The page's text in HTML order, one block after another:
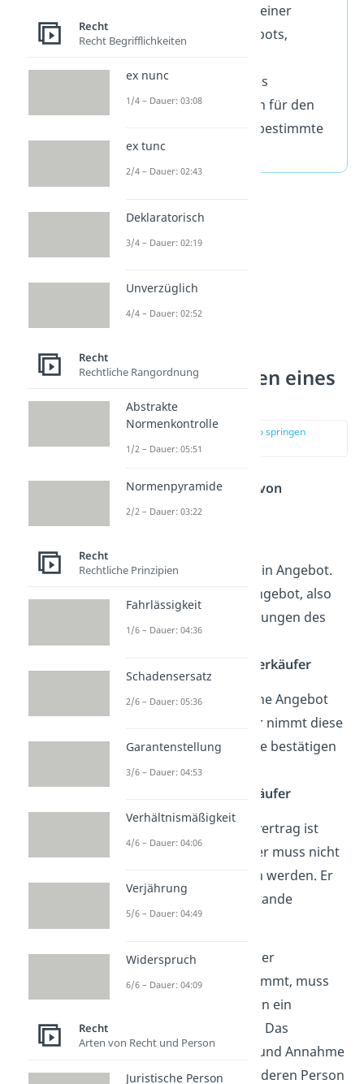
(Antrag) und einer
Annahme
dieses Angebots,
Zustandekommen eines
Kaufvertrags entstehen für den
Käufer und Verkäufer bestimmte
Rechte und Pflichten
Zustandekommen eines
Kaufvertrags
zur Stelle im Video springen
(01:29)
BeimZustandekommen von
Kaufverträgengibt es
1.Der Verkäufer macht ein Angebot.
Der Käufer nimmt das Angebot, also
den Preis und die Bedingungen des
Angebots, an.
Willenserklärung vom Verkäufer
Der Käufer bestellt ohne Angebot
eine Ware. Der Verkäufer nimmt diese
Bestellung an. Er muss sie bestätigen
und ausliefern.
Willenserklärung vom Käufer
Gut zu wissen!Der Kaufvertrag ist
formfrei. Das bedeutet, er muss nicht
schriftlich abgeschlossen werden. Er
kann auch mündlich zustande
kommen.
Damit ein rechtswirksamer
Kaufvertrag zustande kommt, muss
aber von beiden Personen ein
Bindungswille
vorliegen. Das
bedeutet, dass Angebot und Annahme
des Angebots von der anderen Person
Recht
Recht Begrifflichkeiten
ex nunc
1/4 – Dauer: 03:08
ex tunc
2/4 – Dauer: 02:43
Deklaratorisch
3/4 – Dauer: 02:19
Unverzüglich
4/4 – Dauer: 02:52
Recht
Rechtliche Rangordnung
Abstrakte
Normenkontrolle
1/2 – Dauer: 05:51
Normenpyramide
2/2 – Dauer: 03:22
Recht
Rechtliche Prinzipien
Fahrlässigkeit
1/6 – Dauer: 04:36
Schadensersatz
2/6 – Dauer: 05:36
Garantenstellung
3/6 – Dauer: 04:53
Verhältnismäßigkeit
4/6 – Dauer: 04:06
Verjährung
5/6 – Dauer: 04:49
Widerspruch
6/6 – Dauer: 04:09
Recht
Arten von Recht und Person
Juristische Person